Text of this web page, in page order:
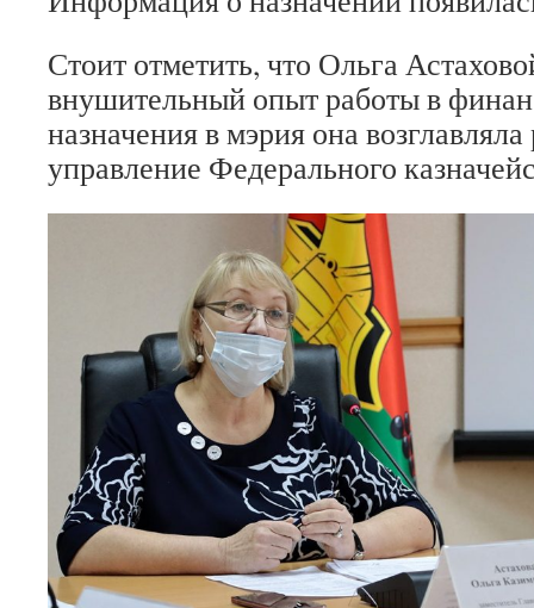
Стоит отметить, что Ольга
внушительный опыт работы в
назначения в мэрия она
управление Федерального